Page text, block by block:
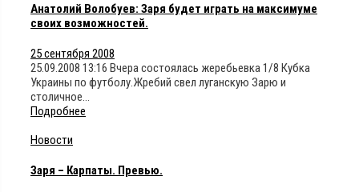
Анатолий Волобуев: Заря будет играть на максимуме
своих возможностей.
25 сентября 2008
25.09.2008 13:16 Вчера состоялась жеребьевка 1/8 Кубка
Украины по футболу.Жребий свел луганскую Зарю и
столичное…
Подробнее
Новости
Заря – Карпаты. Превью.